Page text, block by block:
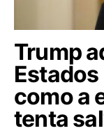
Trump
como a
tenta